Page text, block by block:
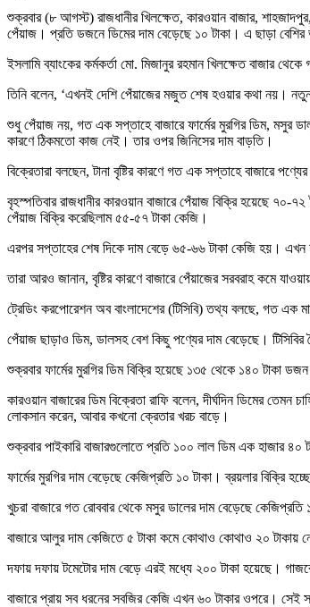
শুক্রবার (৮ আগস্ট) রাজধানীর খিলক্ষেত, কারওয়ান বাজার,
পেঁয়াজ। প্রতি ডজনে ডিমের দাম বেড়েছে ১০ টাকা। এ ছাড়া
ইসলামি ব্যাংকের কর্মকর্তা মো. মিজানুর রহমান খিলক্ষেত বাজার
তিনি বলেন, ‘এখনই দেশি পেঁয়াজের মজুত শেষ হওয়ার কথা নয়।
শুধু পেঁয়াজ নয়, গত এক সপ্তাহে বাজারে ফার্মের মুরগির ডিম, মসুর
কারণে ঠিকমতো কাজ নেই। তার ওপর জিনিসের দাম বাড়তি।
বিক্রেতারা বলছেন, টানা বৃষ্টির কারণে গত এক সপ্তাহে বাজারে
বৃহস্পতিবার রাজধানীর কারওয়ান বাজারে পেঁয়াজ বিক্রি হয়েছে ৭০-
পেঁয়াজ বিক্রি করেছিলাম ৫৫-৫৭ টাকা কেজি।
এরপর সপ্তাহের শেষ দিকে দাম বেড়ে ৬৫-৬৬ টাকা কেজি হয়।
তারা আরও জানান, বৃষ্টির কারণে বাজারে পেঁয়াজের সরবরাহ কমে
ট্রেডিং করপোরেশন অব বাংলাদেশের (টিসিবি) তথ্য বলছে, গত এক
পেঁয়াজ ছাড়াও ডিম, ডালসহ বেশ কিছু পণ্যের দাম বেড়েছে।
শুক্রবার ফার্মের মুরগির ডিম বিক্রি হয়েছে ১৩৫ থেকে ১৪০ টাকা
কারওয়ান বাজারের ডিম বিক্রেতা রাফি বলেন, দীর্ঘদিন ডিমের
লোকসান করেন, আবার কখনো ক্রেতার খরচ বাড়ে।
শুক্রবার পাইকারি বাজারগুলোতে প্রতি ১০০ লাল ডিম এক হাজার
ফার্মের মুরগির দাম বেড়েছে কেজিপ্রতি ১০ টাকা। ব্রয়লার
খুচরা বাজারে গত রোববার থেকে মসুর ডালের দাম বেড়েছে
বাজারে আলুর দাম কেজিতে ৫ টাকা কমে কোথাও কোথাও ২০ টাকায়
দফায় দফায় টমেটোর দাম বেড়ে এরই মধ্যে ২০০ টাকা হয়েছে।
বাজারে প্রায় সব ধরনের সবজির কেজি এখন ৬০ টাকার ওপরে। সেই